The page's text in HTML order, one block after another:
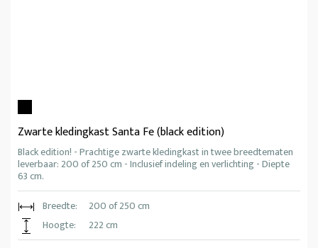
Zwarte kledingkast Santa Fe (black edition)
Black edition! - Prachtige zwarte kledingkast in twee breedtematen
leverbaar: 200 of 250 cm - Inclusief indeling en verlichting - Diepte
63 cm.
Breedte:
200 of 250 cm
Hoogte:
222 cm